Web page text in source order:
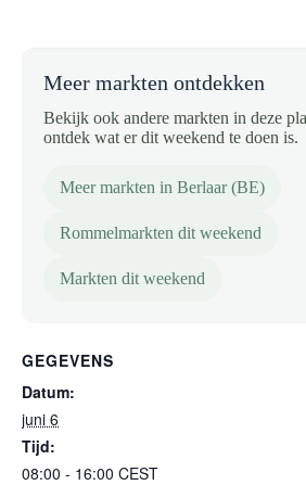
Meer markten ontdekken
Bekijk ook andere markten in deze
ontdek wat er dit weekend te doen is.
Meer markten in Berlaar (BE)
Rommelmarkten dit weekend
Markten dit weekend
GEGEVENS
Datum:
juni 6
Tijd:
08:00 - 16:00 CEST